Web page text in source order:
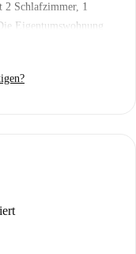
2 Schlafzimmer, 1
Eigentumswohnung
Miete enthalten. Es ist
Registrierung des
Unterstützung und
und Support. Vor dem